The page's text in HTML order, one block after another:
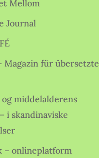
Mellom
Journal
Magazin für übersetzte
middelalderens
i skandinaviske
– onlineplatform